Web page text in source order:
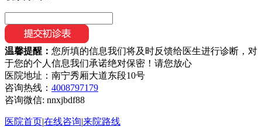
温馨提醒： 您所填的信息我们将及时反馈给医生进行诊断，对
于您的个人信息我们承诺绝对保密！请您放心
医院地址：南宁秀厢大道东段10号
咨询热线： 4008797179
咨询微信: nnxjbdf88
医院首页|在线咨询|来院路线